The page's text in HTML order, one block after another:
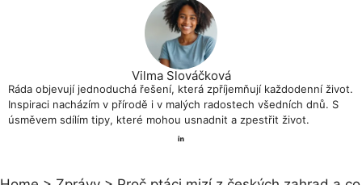
Vilma Slováčková
Ráda objevují jednoduchá řešení, která zpříjemňují každodenní život.
Inspiraci nacházím v přírodě i v malých radostech všedních dnů. S
úsměvem sdílím tipy, které mohou usnadnit a zpestřit život.